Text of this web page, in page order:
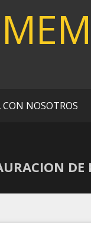
CON NOSOTROS